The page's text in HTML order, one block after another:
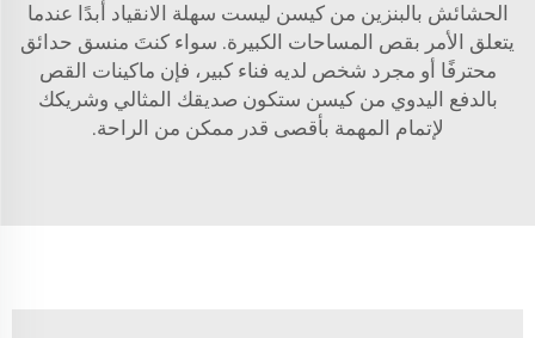
الحشائش بالبنزين من كيسن ليست سهلة الانقياد أبدًا عندما
يتعلق الأمر بقص المساحات الكبيرة. سواء كنتَ منسق حدائق
محترفًا أو مجرد شخص لديه فناء كبير، فإن ماكينات القص
بالدفع اليدوي من كيسن ستكون صديقك المثالي وشريكك
لإتمام المهمة بأقصى قدر ممكن من الراحة.